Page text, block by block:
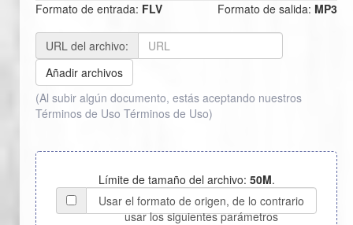
Formato de entrada: FLV Formato de salida: MP3
URL del archivo:
Añadir archivos
(Al subir algún documento, estás aceptando nuestros
Términos de Uso Términos de Uso)
Límite de tamaño del archivo: 50M.
Usar el formato de origen, de lo contrario
usar los siguientes parámetros